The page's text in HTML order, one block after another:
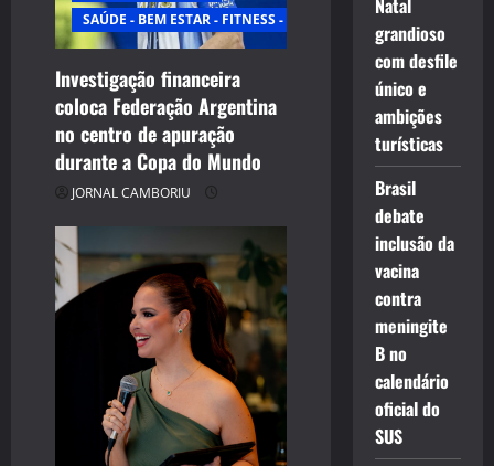
SAÚDE - BEM ESTAR - FITNESS - ESPORTE
Investigação financeira
coloca Federação Argentina
no centro de apuração
durante a Copa do Mundo
JORNAL CAMBORIU
Natal
grandioso
com desfile
único e
ambições
turísticas
Brasil
debate
inclusão da
vacina
contra
meningite
B no
calendário
oficial do
SUS